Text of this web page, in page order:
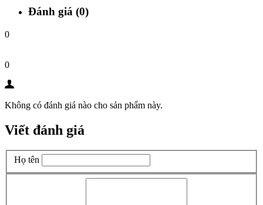
Đánh giá (0)
0
0
Không có đánh giá nào cho sản phẩm này.
Viết đánh giá
Họ tên